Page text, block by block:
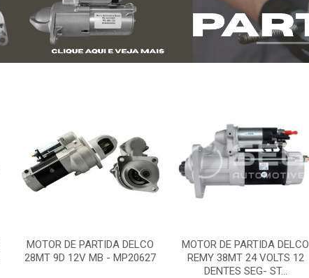
MOTOR DE PARTIDA DELCO
28MT 9D 12V MB - MP20627
MOTOR DE PARTIDA DELCO
REMY 38MT 24 VOLTS 12
DENTES SEG- ST...